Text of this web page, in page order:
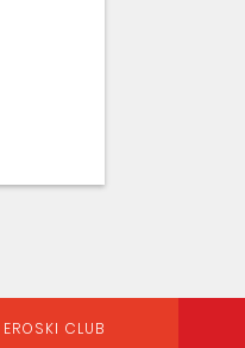
EROSKI CLUB